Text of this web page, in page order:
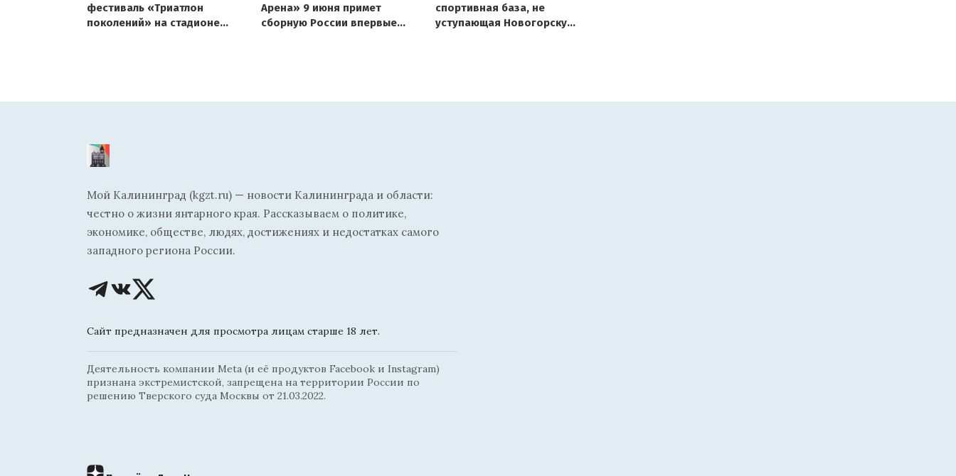
фестиваль «Триатлон
поколений» на стадионе
Арена» 9 июня примет
сборную России впервые
спортивная база, не
уступающая Новогорску
Мой Калининград (kgzt.ru) — новости Калининграда и области:
честно о жизни янтарного края. Рассказываем о политике,
экономике, обществе, людях, достижениях и недостатках самого
западного региона России.
Сайт предназначен для просмотра лицам старше 18 лет.
Деятельность компании Meta (и её продуктов Facebook и Instagram)
признана экстремистской, запрещена на территории России по
решению Тверского суда Москвы от 21.03.2022.